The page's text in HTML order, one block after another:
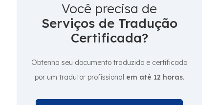
Você precisa de
Serviços de Tradução
Certificada?
Obtenha seu documento traduzido e certificado
por um tradutor profissional em até 12 horas.